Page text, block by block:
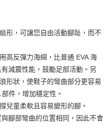
台北富邦商業銀行
台中商業銀行
華泰商業銀行
遠東國際商業銀行
永豐商業銀行
星展（台灣）商業銀行
中國信託商業銀行
彰化商業銀行
兆豐國際商業銀行
台中商業銀行
華泰商業銀行
遠東國際商業銀行
永豐商業銀行
星展（台灣）商業銀行
中國信託商業銀行
台北富邦商業銀行
兆豐國際商業銀行
台中商業銀行
華泰商業銀行
遠東國際商業銀行
永豐商業銀行
星展（台灣）商業銀行
形，可讓您自由活動腳趾，而不
高反彈力海綿，比普通 EVA 海
減震性能，鼓勵足部活動。另
形狀，使鞋子的彎曲部分更容易
件，增加穩定性。
兒童柔軟且容易變形的腳。
與腳部彎曲的位置相同，因此不會